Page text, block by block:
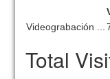
Videograbación ...
Total